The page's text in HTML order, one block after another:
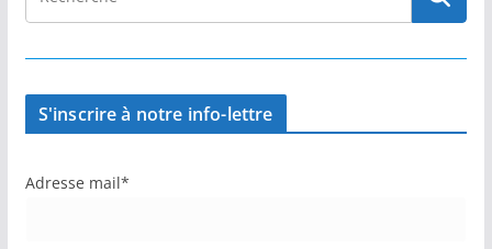
S'inscrire à notre info-lettre
Adresse mail*